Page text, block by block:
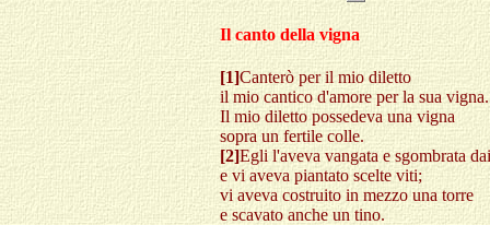
Il canto della vigna
[1]Canterò per il mio diletto
il mio cantico d'amore per la sua vigna.
Il mio diletto possedeva una vigna
sopra un fertile colle.
[2]Egli l'aveva vangata e sgombrata
e vi aveva piantato scelte viti;
vi aveva costruito in mezzo una torre
e scavato anche un tino.